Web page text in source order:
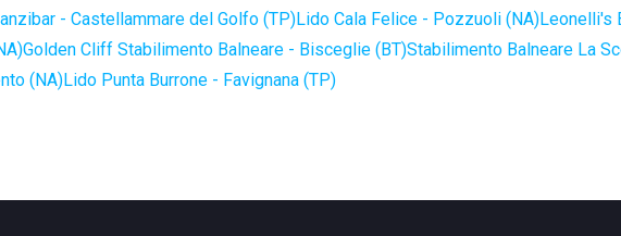
- Castellammare del Golfo (TP)Lido Cala Felice - Pozzuoli (NA)Leonelli's
Golden Cliff Stabilimento Balneare - Bisceglie (BT)Stabilimento Balneare La
(NA)Lido Punta Burrone - Favignana (TP)